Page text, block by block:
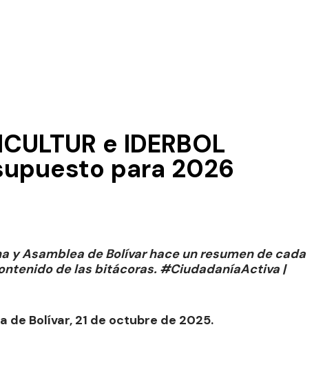
e IDERBOL
para 2026
y Asamblea de Bolívar hace un resumen de cada
de las bitácoras. #CiudadaníaActiva |
de Bolívar, 21 de octubre de 2025.